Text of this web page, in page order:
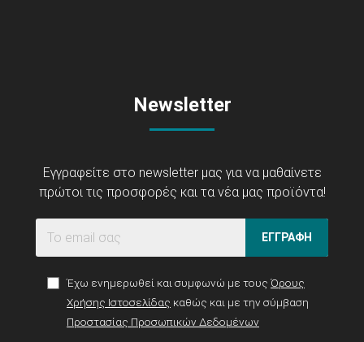
Newsletter
Εγγραφείτε στο newsletter μας για να μαθαίνετε
πρώτοι τις προσφορές και τα νέα μας προϊόντα!
ΕΓΓΡΑΦΗ
Έχω ενημερωθεί και συμφωνώ με τους Όρους
Χρήσης Ιστοσελίδας καθώς και με την σύμβαση
Προστασίας Προσωπικών Δεδομένων